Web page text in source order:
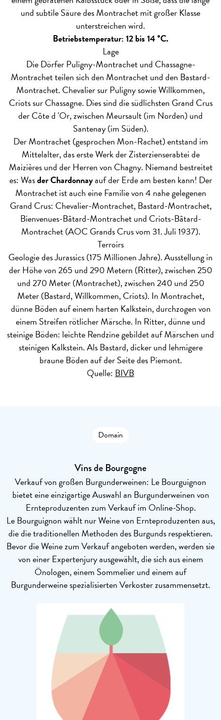
und subtile Säure des Montrachet mit großer Klasse
unterstreichen wird.
Betriebstemperatur: 12 bis 14 °C.
Lage
Die Dörfer Puligny-Montrachet und Chassagne-
Montrachet teilen sich den Montrachet und den Bastard-
Montrachet. Chevalier sur Puligny sowie Willkommen,
Criots sur Chassagne. Dies sind die südlichsten Grand Crus
der Côte d 'Or, zwischen Meursault (im Norden) und
Santenay (im Süden).
Der Montrachet (gesprochen Mon-Rachet) entstand im
Mittelalter, das erste Werk der Zisterzienserabtei de
Maizières und der Herren von Chagny. Niemand bestreitet
es: Wasder Chardonnayauf der Erde am besten kann! Der
Montrachet ist auch eine Familie von 4 nahe gelegenen
Grand Crus: Chevalier-Montrachet, Bastard-Montrachet,
Bienvenues-Bâtard-Montrachet und Criots-Bâtard-
Montrachet (AOC Grands Crus vom 31. Juli 1937).
Terroirs
Geologie des Jurassics (175 Millionen Jahre). Ausstellung in
der Höhe von 265 und 290 Metern (Ritter), zwischen 250
und 270 Meter (Montrachet), zwischen 240 und 250
Meter (Bastard, Willkommen, Criots). In Montrachet,
dünne Böden auf einem harten Kalkstein, durchzogen von
einem Streifen rötlicher Märsche. In Ritter, dünne und
steinige Böden: leichte Rendzine gebildet auf Märschen und
steinigen Kalkstein. Als Bastard, dicker und lehmigere
braune Böden auf der Seite des Piemont.
Quelle: BIVB
Domain
Vins de Bourgogne
Verkauf von großen Burgunderweinen: Le Bourguignon
bietet eine einzigartige Auswahl an Burgunderweinen von
Ernteproduzenten zum Verkauf im Online-Shop.
Le Bourguignon wählt nur Weine von Ernteproduzenten aus,
die die traditionellen Methoden des Burgunds respektieren.
Bevor die Weine zum Verkauf angeboten werden, werden sie
von einer Expertenjury ausgewählt, die sich aus einem
Önologen, einem Sommelier und einem auf
Burgunderweine spezialisierten Verkoster zusammensetzt.